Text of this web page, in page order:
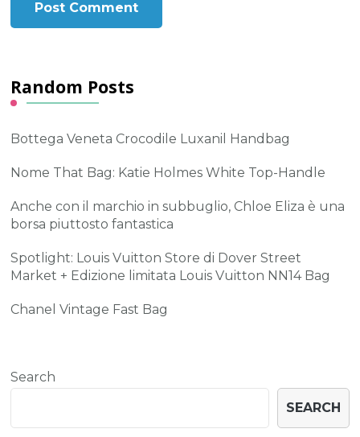
Random Posts
Bottega Veneta Crocodile Luxanil Handbag
Nome That Bag: Katie Holmes White Top-Handle
Anche con il marchio in subbuglio, Chloe Eliza è una
borsa piuttosto fantastica
Spotlight: Louis Vuitton Store di Dover Street
Market + Edizione limitata Louis Vuitton NN14 Bag
Chanel Vintage Fast Bag
Search
SEARCH